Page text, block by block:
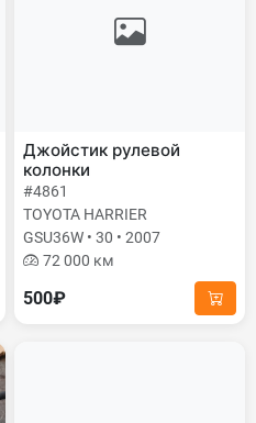
Джойстик рулевой
колонки
#4861
TOYOTA HARRIER
GSU36W • 30 • 2007
72 000 км
500₽